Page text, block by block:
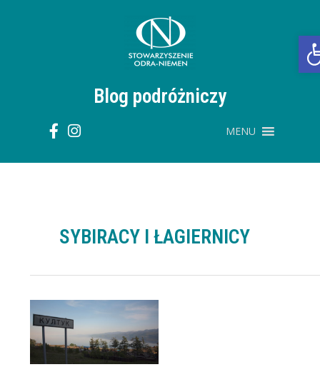
Blog podróżniczy
MENU
SYBIRACY I ŁAGIERNICY
Wyprawa
nad
Bajkał
–
śladami
polskich